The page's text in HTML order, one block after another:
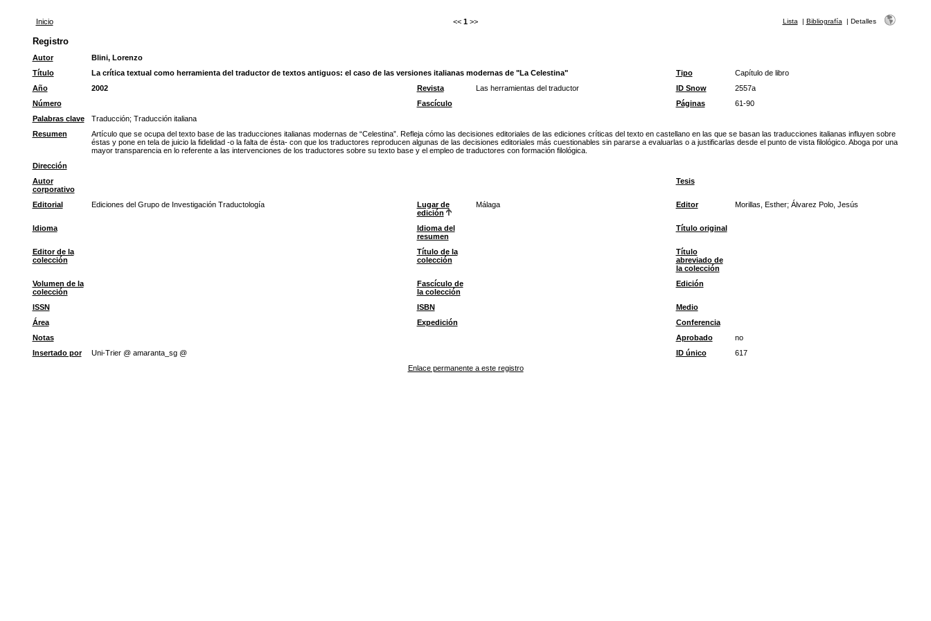
Inicio << 1 >> Lista | Bibliografía | Detalles
Registro
Autor
Blini, Lorenzo
Título
La crítica textual como herramienta del traductor de textos antiguos: el caso de las versiones italianas modernas de "La Celestina" Tipo
Capítulo de libro
Año
2002 Revista Las herramientas del traductor ID Snow
2557a
Número
Fascículo Páginas
61-90
Palabras clave
Traducción; Traducción italiana
Resumen
Artículo que se ocupa del texto base de las traducciones italianas modernas de “Celestina”. Refleja cómo las decisiones editoriales de las ediciones críticas del texto en castellano en las que se basan las traducciones italianas influyen sobre
éstas y pone en tela de juicio la fidelidad -o la falta de ésta- con que los traductores reproducen algunas de las decisiones editoriales más cuestionables sin pararse a evaluarlas o a justificarlas desde el punto de vista filológico. Aboga por una
mayor transparencia en lo referente a las intervenciones de los traductores sobre su texto base y el empleo de traductores con formación filológica.
Dirección
Autor
corporativo
Tesis
Editorial Ediciones del Grupo de Investigación Traductología
Lugar de
edición
Málaga Editor Morillas, Esther; Álvarez Polo, Jesús
Idioma
Idioma del
resumen
Título original
Editor de la
colección
Título de la
colección
Título
abreviado de
la colección
Volumen de la
colección
Fascículo de
la colección
Edición
ISSN ISBN
Medio
Área
Expedición
Conferencia
Notas
Aprobado
no
Insertado por
Uni-Trier @ amaranta_sg @ ID único
617
Enlace permanente a este registro